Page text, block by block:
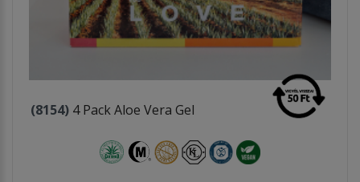
(8154) 4 Pack Aloe Vera Gel